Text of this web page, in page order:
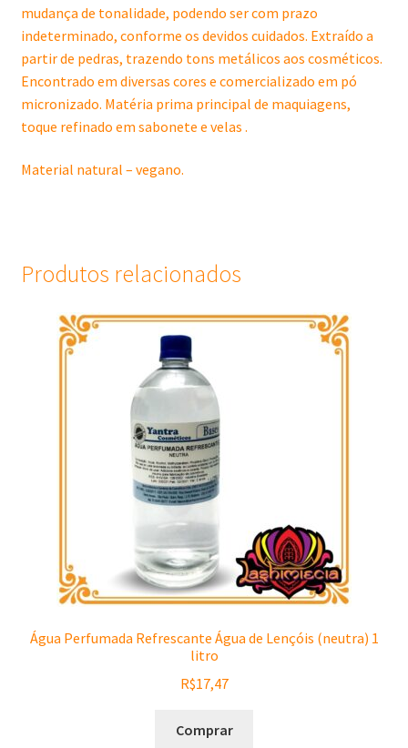
mudança de tonalidade, podendo ser com prazo
indeterminado, conforme os devidos cuidados. Extraído a
partir de pedras, trazendo tons metálicos aos cosméticos.
Encontrado em diversas cores e comercializado em pó
micronizado. Matéria prima principal de maquiagens,
toque refinado em sabonete e velas .
Material natural – vegano.
Produtos relacionados
Água Perfumada Refrescante Água de Lençóis (neutra) 1
litro
R$17,47
Comprar